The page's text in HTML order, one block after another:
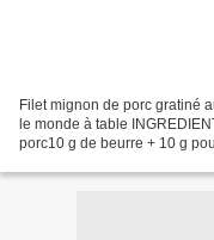
Filet mignon de porc gratiné
le monde à table
porc10 g de beurre + 10 g